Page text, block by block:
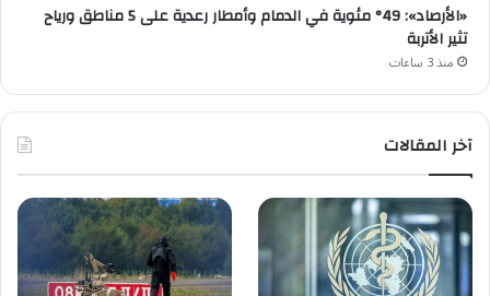
«الأرصاد»: 49° مئوية في الدمام وأمطار رعدية على 5 مناطق ورياح
تثير الأتربة
منذ 3 ساعات
آخر المقالات